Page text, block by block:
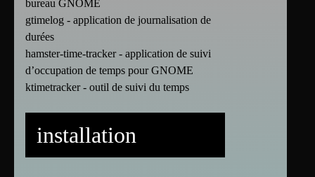
bureau GNOME
gtimelog - application de journalisation de
durées
hamster-time-tracker - application de suivi
d’occupation de temps pour GNOME
ktimetracker - outil de suivi du temps
installation